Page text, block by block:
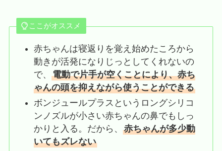
ここがオススメ
赤ちゃんは寝返りを覚え始めたころから
動きが活発になりじっとしてくれないの
で、電動で片手が空くことにより、赤ち
ゃんの頭を抑えながら使うことができる
ボンジュールプラスというロングシリコ
ンノズルが小さい赤ちゃんの鼻でもしっ
かりと入る。だから、赤ちゃんが多少動
いてもズレない